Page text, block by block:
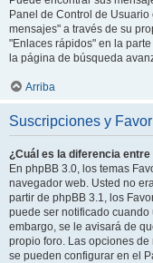
Panel de Control de
mensajes" a través de su
"Enlaces rápidos" en la
la página de búsqueda
Arriba
Suscripciones y
¿Cuál es la diferencia
En phpBB 3.0, los temas
navegador web. Usted no
partir de phpBB 3.1, los
puede ser notificado cuando
embargo, se le avisará de
propio foro. Las opciones
se pueden configurar en el